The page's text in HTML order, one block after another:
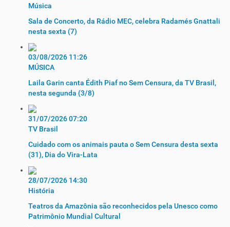
Música
Sala de Concerto, da Rádio MEC, celebra Radamés Gnattali
nesta sexta (7)
03/08/2026 11:26
MÚSICA
Laila Garin canta Édith Piaf no Sem Censura, da TV Brasil,
nesta segunda (3/8)
31/07/2026 07:20
TV Brasil
Cuidado com os animais pauta o Sem Censura desta sexta
(31), Dia do Vira-Lata
28/07/2026 14:30
História
Teatros da Amazônia são reconhecidos pela Unesco como
Patrimônio Mundial Cultural